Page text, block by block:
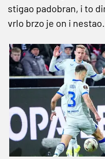
stigao padobran, i to
vrlo brzo je on i nestao.